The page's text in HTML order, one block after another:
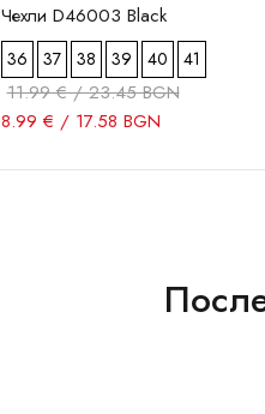
Чехли D46003 Black
36 37 38 39 40 41
11.99 € / 23.45 BGN
8.99 € / 17.58 BGN